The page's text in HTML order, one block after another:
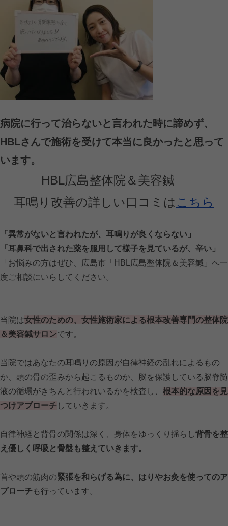
病院に行って治らないと言われた時に諦めず、
HBLさんで施術を受けて本当に良かったと思って
います。
HBL広島整体院＆美容鍼
耳鳴り改善の詳しい口コミは こちら
「異常がないと言われたが、耳鳴りが良くならない」
「耳鼻科で出された薬を服用して様子を見ているが、辛い」
「お悩みの方はぜひ、広島市「HBL広島整体院＆美容鍼」へ一
度ご相談にいらしてください。
当院は女性のための、女性施術家による根本改善専門の整体院
＆美容鍼サロンです。
当院ではあなたの耳鳴りの原因が自律神経の乱れによるもの
か、頭の骨の歪みから起こるものか、脳を保護している脳脊髄
液の循環がきちんと行われいるかを検査し、 根本的な原因を見
つけアプローチしていきます。
自律神経と背骨の関係は深く、身体をゆっくり揺らし背骨を整
え優しく呼吸と骨盤も整えていきます。
首や頭の筋肉の緊張を和らげる為に、はりやお灸を使ってのア
プローチも行っています。